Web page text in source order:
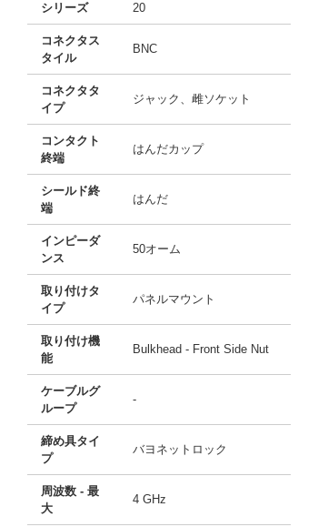
シリーズ 20
コネクタス
タイル
BNC
コネクタタ
イプ
ジャック、雌ソケット
コンタクト
終端
はんだカップ
シールド終
端
はんだ
インピーダ
ンス
50オーム
取り付けタ
イプ
パネルマウント
取り付け機
能
Bulkhead - Front Side Nut
ケーブルグ
ループ
-
締め具タイ
プ
バヨネットロック
周波数 - 最
大
4 GHz